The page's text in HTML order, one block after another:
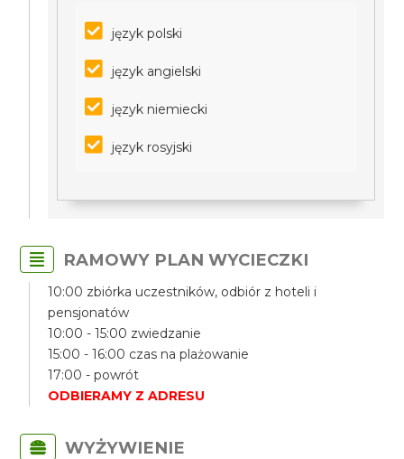
język polski
język angielski
język niemiecki
język rosyjski
RAMOWY PLAN WYCIECZKI
10:00 zbiórka uczestników, odbiór z hoteli i
pensjonatów
10:00 - 15:00 zwiedzanie
15:00 - 16:00 czas na plażowanie
17:00 - powrót
ODBIERAMY Z ADRESU
WYŻYWIENIE